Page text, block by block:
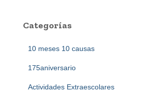
Categorías
10 meses 10 causas
175aniversario
Actividades Extraescolares